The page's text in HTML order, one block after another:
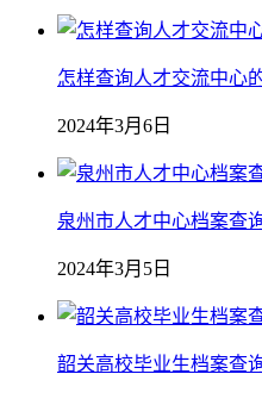
怎样查询人才交流中心
2024年3月6日
泉州市人才中心档案查
2024年3月5日
韶关高校毕业生档案查